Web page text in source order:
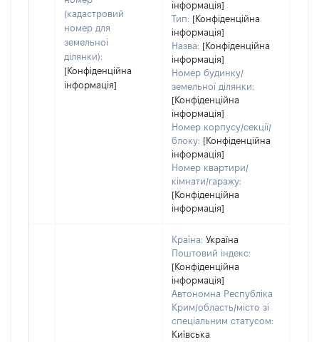
(кадастровий
номер для
земельної
ділянки):
[Конфіденційна
інформація]
інформація]
Тип: [Конфіденційна
інформація]
Назва: [Конфіденційна
інформація]
Номер будинку/
земельної ділянки:
[Конфіденційна
інформація]
Номер корпусу/секції/
блоку: [Конфіденційна
інформація]
Номер квартири/
кімнати/гаражу:
[Конфіденційна
інформація]
Країна: Україна
Поштовий індекс:
[Конфіденційна
інформація]
Автономна Республіка
Крим/область/місто зі
спеціальним статусом:
Київська